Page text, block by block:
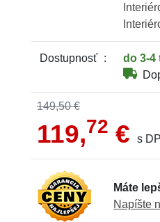
Dostupnosť
do 3-4
149,50 €
119,72 € s
Máte
Napíšte